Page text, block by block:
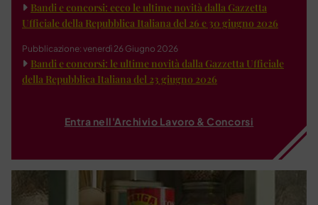
Bandi e concorsi: ecco le ultime novità dalla Gazzetta
Ufficiale della Repubblica Italiana del 26 e 30 giugno 2026
Pubblicazione: venerdì 26 Giugno 2026
Bandi e concorsi: le ultime novità dalla Gazzetta Ufficiale
della Repubblica Italiana del 23 giugno 2026
Entra nell'Archivio Lavoro & Concorsi